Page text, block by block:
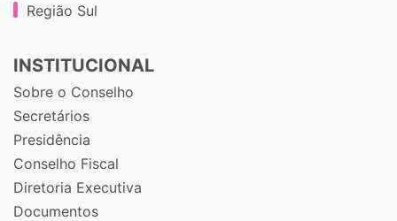
Região Sul
INSTITUCIONAL
Sobre o Conselho
Secretários
Presidência
Conselho Fiscal
Diretoria Executiva
Documentos